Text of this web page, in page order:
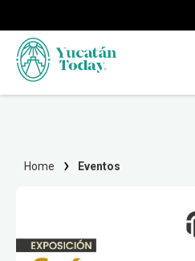
Home Eventos